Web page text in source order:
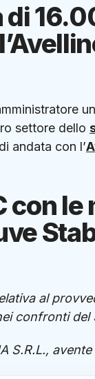
settore dello
andata con l’
con
al
confronti del
S.R.L.,